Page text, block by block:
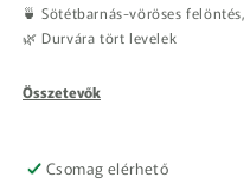
🍵 Sötétbarnás-vöröses
🌿 Durvára tört levelek
Összetevők
Csomag elérhető